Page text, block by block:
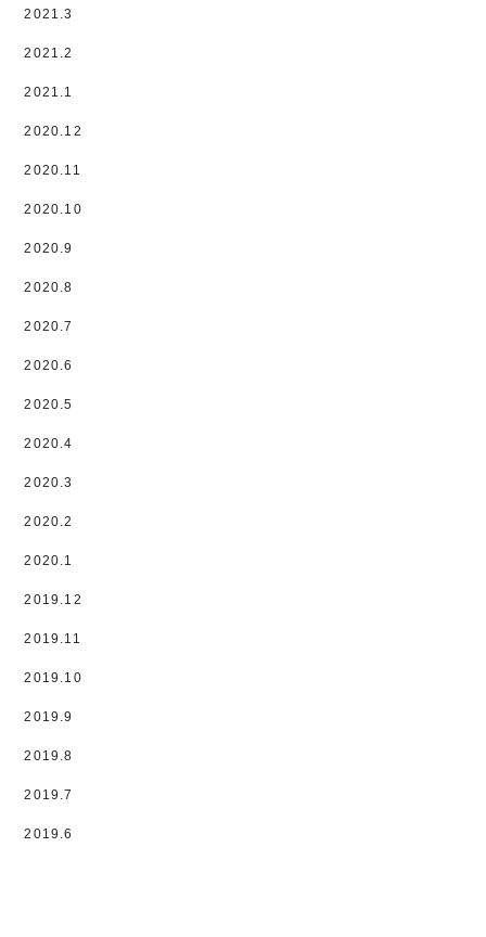
2021.3
2021.2
2021.1
2020.12
2020.11
2020.10
2020.9
2020.8
2020.7
2020.6
2020.5
2020.4
2020.3
2020.2
2020.1
2019.12
2019.11
2019.10
2019.9
2019.8
2019.7
2019.6